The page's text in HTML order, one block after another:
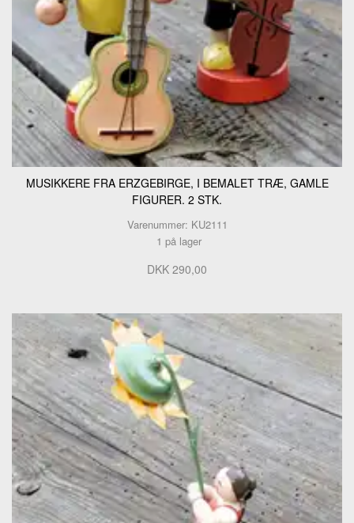
MUSIKKERE FRA ERZGEBIRGE, I BEMALET TRÆ, GAMLE
FIGURER. 2 STK.
Varenummer: KU2111
1 på lager
DKK 290,00